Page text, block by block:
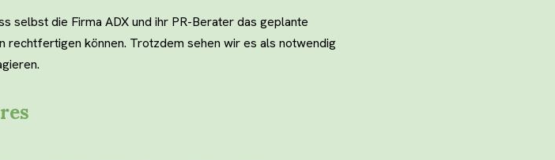
selbst die Firma ADX und ihr PR-Berater das geplante
rechtfertigen können. Trotzdem sehen wir es als notwendig